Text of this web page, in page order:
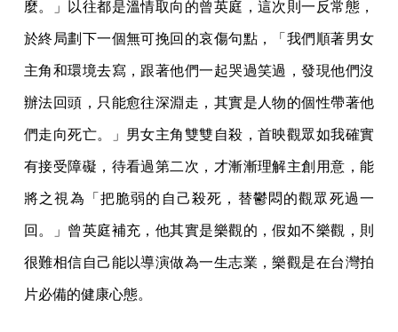
麼。」以往都是溫情取向的曾英庭，這次則一反常態，
於終局劃下一個無可挽回的哀傷句點，「我們順著男女
主角和環境去寫，跟著他們一起哭過笑過，發現他們沒
辦法回頭，只能愈往深淵走，其實是人物的個性帶著他
們走向死亡。」男女主角雙雙自殺，首映觀眾如我確實
有接受障礙，待看過第二次，才漸漸理解主創用意，能
將之視為「把脆弱的自己殺死，替鬱悶的觀眾死過一
回。」曾英庭補充，他其實是樂觀的，假如不樂觀，則
很難相信自己能以導演做為一生志業，樂觀是在台灣拍
片必備的健康心態。